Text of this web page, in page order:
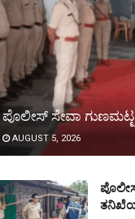
ಪೊಲೀಸ್ ಸೇವಾ
AUGUST 5, 2026